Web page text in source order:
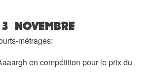
NOVEMBRE
métrages:
en compétition pour le prix du